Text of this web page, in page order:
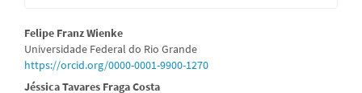
Conteúdo
do
Felipe Franz Wienke
Universidade Federal do Rio Grande
https://orcid.org/0000-0001-9900-1270
Jéssica Tavares Fraga Costa